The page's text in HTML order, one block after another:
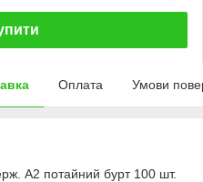
Оплата Умови
А2 потайний бурт 100 шт.